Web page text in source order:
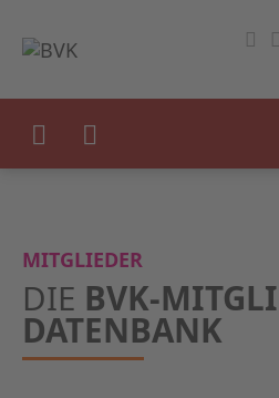
MITGLIEDER
DIE BVK-
DATENBANK